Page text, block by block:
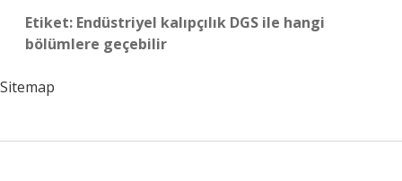
Etiket: Endüstriyel kalıpçılık DGS ile hangi
bölümlere geçebilir
Sitemap